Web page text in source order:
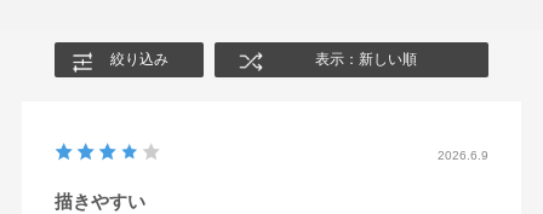
絞り込み 表示：新しい順
2026.6.9
描きやすい